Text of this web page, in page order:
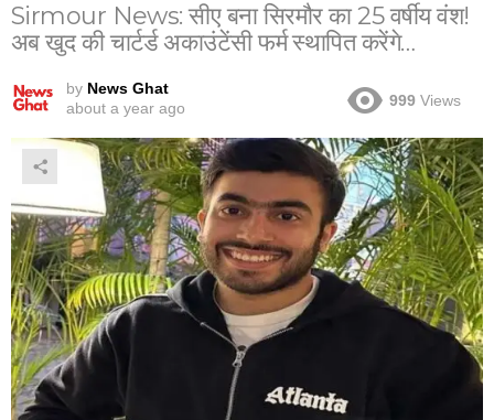
Sirmour News: सीए बना सिरमौर का 25 वर्षीय वंश!
अब खुद की चार्टर्ड अकाउंटेंसी फर्म स्थापित करेंगे…
by News Ghat
about a year ago
999 Views